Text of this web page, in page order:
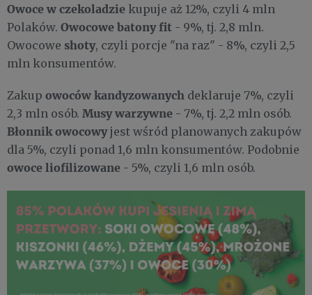
Owoce w czekoladzie kupuje aż 12%, czyli 4 mln
Polaków. Owocowe batony fit - 9%, tj. 2,8 mln.
Owocowe sh​oty, czyli porcje "na raz" - 8%, czyli 2,5
mln konsumentów.
Zakup owoców kandyzowanych deklaruje 7%, czyli
2,3 mln osób. Musywarzywne - 7%, tj. 2,2 mln osób.
Błonnik owocowyjest wśród planowanych zakupów
dla 5%, czyli ponad 1,6 mln konsumentów. Podobnie
owoce liofilizowane - 5%, czyli 1,6 mln osób.